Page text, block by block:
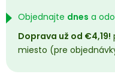
Objednajte dnes a
Doprava už od €4,19!
miesto (pre